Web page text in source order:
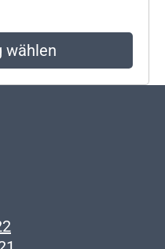
wählen